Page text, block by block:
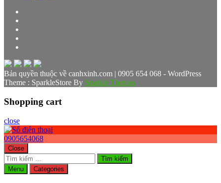
Bản quyền thuộc về canhxinh.com | 0905 654 068 - WordPress
Theme : SparkleStore By Sparkle Themes
Shopping cart
close
0905654068
Close
Tìm
kiếm
cho:
Menu Categories